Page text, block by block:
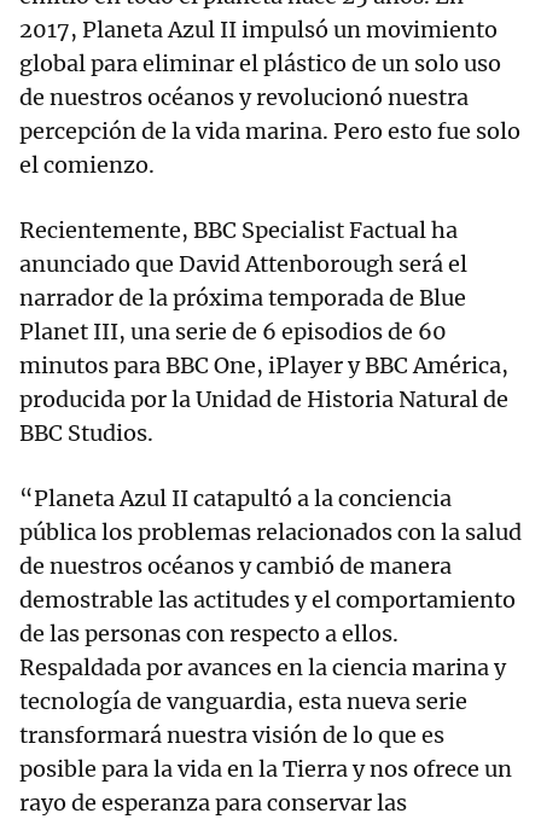
2017, Planeta Azul II impulsó un movimiento
global para eliminar el plástico de un solo uso
de nuestros océanos y revolucionó nuestra
percepción de la vida marina. Pero esto fue solo
el comienzo.
Recientemente, BBC Specialist Factual ha
anunciado que David Attenborough será el
narrador de la próxima temporada de Blue
Planet III, una serie de 6 episodios de 60
minutos para BBC One, iPlayer y BBC América,
producida por la Unidad de Historia Natural de
BBC Studios.
“Planeta Azul II catapultó a la conciencia
pública los problemas relacionados con la salud
de nuestros océanos y cambió de manera
demostrable las actitudes y el comportamiento
de las personas con respecto a ellos.
Respaldada por avances en la ciencia marina y
tecnología de vanguardia, esta nueva serie
transformará nuestra visión de lo que es
posible para la vida en la Tierra y nos ofrece un
rayo de esperanza para conservar las